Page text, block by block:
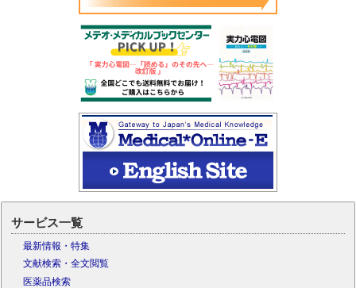
サービス一覧
最新情報・特集
文献検索・全文閲覧
医薬品検索